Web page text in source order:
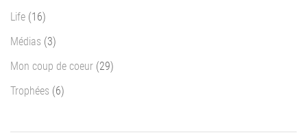
Life (16)
Médias (3)
Mon coup de coeur (29)
Trophées (6)